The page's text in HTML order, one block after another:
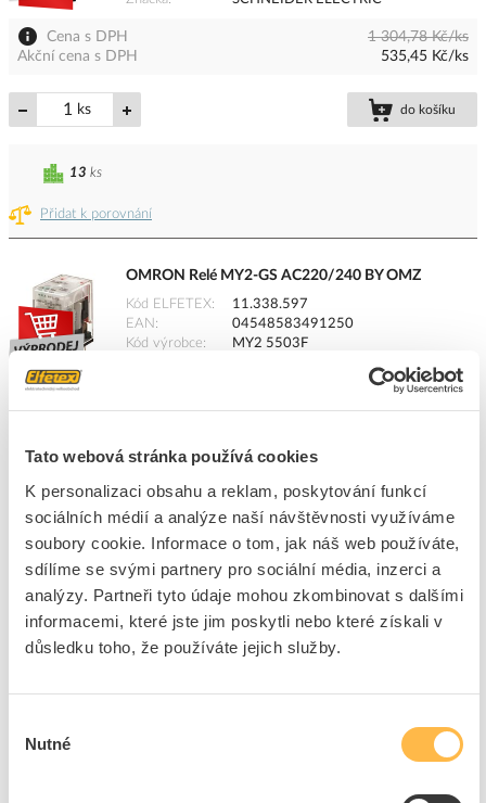
Tato webová stránka používá cookies
K personalizaci obsahu a reklam, poskytování funkcí
sociálních médií a analýze naší návštěvnosti využíváme
soubory cookie. Informace o tom, jak náš web používáte,
sdílíme se svými partnery pro sociální média, inzerci a
analýzy. Partneři tyto údaje mohou zkombinovat s dalšími
informacemi, které jste jim poskytli nebo které získali v
důsledku toho, že používáte jejich služby.
souhlasu
Nutné
Cena s DPH
1 304,78 Kč/ks
Akční cena s DPH
535,45 Kč/ks
ks do košíku
Přidat k porovnání
13 ks
OMRON Relé MY2-GS AC220/240 BY OMZ
Kód ELFETEX
11.338.597
EAN
04548583491250
Kód výrobce
MY2 5503F
ks
12 ks
OMRON Konektor XS3F-LM8PVC3A2M
Kód ELFETEX
10.802.857
Cena s DPH
332,41 Kč/ks
116,17 Kč/ks